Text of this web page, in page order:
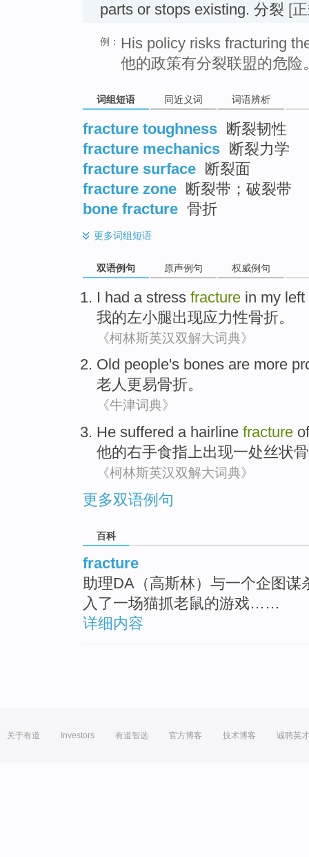
parts or stops existing. 分裂 [
例： His policy risks fracturing
他的政策有分裂联盟的危险
词组短语 同近义词 词语辨析
fracture toughness 断裂韧性
fracture mechanics 断裂力学
fracture surface 断裂面
fracture zone 断裂带；破裂带
bone fracture 骨折
更多词组短语
双语例句 原声例句 权威例句
I had a stress fracture in my left
我的左小腿出现应力性骨折。
《柯林斯英汉双解大词典》
Old people's bones are more
老人更易骨折。
《牛津词典》
He suffered a hairline fracture
他的右手食指上出现一处丝状
《柯林斯英汉双解大词典》
更多双语例句
百科
fracture
助理DA（高斯林）与一个企图
入了一场猫抓老鼠的游戏……
详细内容
关于有道 Investors 有道智选 官方博客 技术博客 诚聘英才